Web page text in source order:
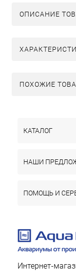
ОПИСАНИЕ
ПОХОЖИЕ
КАТАЛОГ
НАШИ
ПОМОЩЬ И
Интернет-